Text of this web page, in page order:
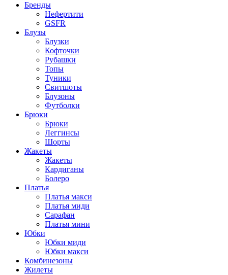
Бренды
Нефертити
GSFR
Блузы
Блузки
Кофточки
Рубашки
Топы
Туники
Свитшоты
Блузоны
Футболки
Брюки
Брюки
Леггинсы
Шорты
Жакеты
Жакеты
Кардиганы
Болеро
Платья
Платья макси
Платья миди
Сарафан
Платья мини
Юбки
Юбки миди
Юбки макси
Комбинезоны
Жилеты